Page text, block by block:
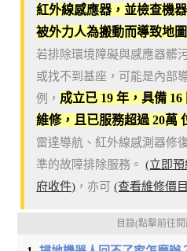
紅外線感應器，並檢查機
被外力人為搬動而導致地
若排除環境障礙與感應器髒
或找不到基座，可能是內部
例， 成立已 19 年，具備
維修，且已服務超過 20萬
雷達導航、紅外線感測器修
準的故障排除服務。(立即
府收件) ，亦可(查看維修價
目錄(點擊前往